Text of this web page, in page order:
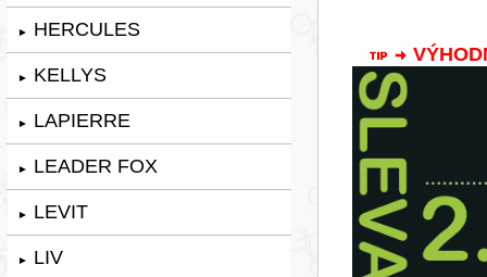
► HERCULES
► KELLYS
► LAPIERRE
► LEADER FOX
► LEVIT
► LIV